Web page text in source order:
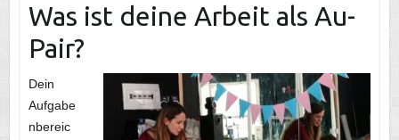
Was ist deine Arbeit als Au-
Pair?
Dein
Aufgabe
nbereic